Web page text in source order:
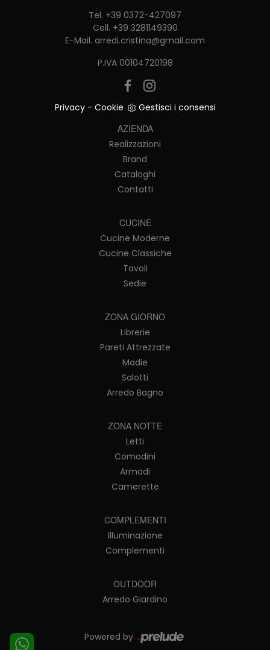
Tel. +39 0372-427097
Cell. +39 3281149390
E-Mail. arredi.cristina@gmail.com
P.IVA 00104720198
Privacy- Cookie
Gestisci i consensi
AZIENDA
Realizzazioni
Brand
Cataloghi
Contatti
CUCINE
Cucine Moderne
Cucine Classiche
Tavoli
Sedie
ZONA GIORNO
Librerie
Pareti Attrezzate
Madie
Salotti
Arredo Bagno
ZONA NOTTE
Letti
Comodini
Armadi
Camerette
COMPLEMENTI
Illuminazione
Complementi
OUTDOOR
Arredo Giardino
Powered by